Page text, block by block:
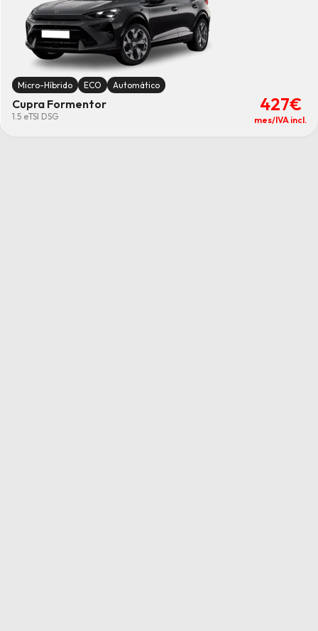
Micro-Híbrido ECO Automático
Cupra Formentor
1.5 eTSI DSG
427€
mes/IVA incl.